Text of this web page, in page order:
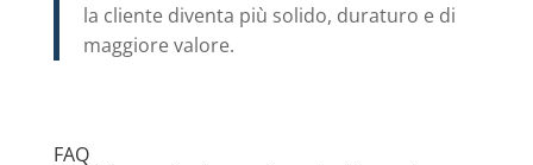
la cliente diventa più solido, duraturo e di
maggiore valore.
FAQ